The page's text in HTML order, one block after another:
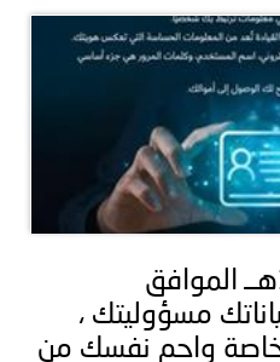
قطر ـ 1446/07/07هــ الموافق
م - بياناتك مسؤوليتك ،
واحمِ نفسك من